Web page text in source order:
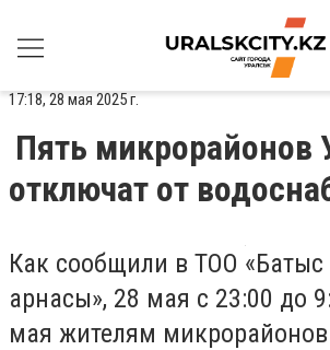
17:18, 28 мая 2025 г.
Пять микрорайонов
отключат от
Как сообщили в ТОО «Батыс
арнасы», 28 мая с 23:00 до
мая жителям микрорайонов